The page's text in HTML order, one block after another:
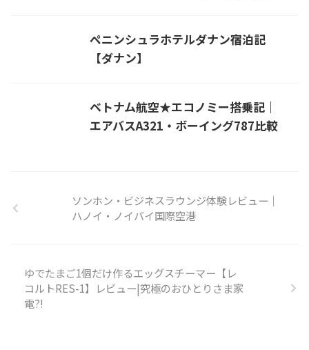
ペニンシュラホテルダナン宿泊記
【ダナン】
ベトナム航空★エコノミー搭乗記｜
エアバスA321・ボーイング787比較
ソンホン・ビジネスラウンジ体験レビュー｜
ハノイ・ノイバイ国際空港
ゆでたまご1個だけ作るエッグスチーマー【レ
コルトRES-1】レビュー|究極のおひとりさま家
電?!